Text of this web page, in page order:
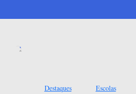
Destaques
Escolas